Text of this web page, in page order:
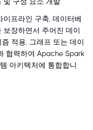
프라인 구축, 데이터베
보장하면서 주어진 데이
적용, 그래프 또는 데이
협력하여 Apache Spark
아키텍처에 통합합니